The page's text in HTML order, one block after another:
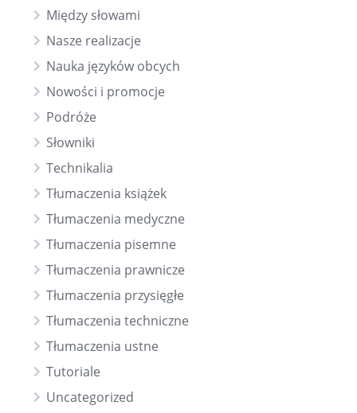
Między słowami
Nasze realizacje
Nauka języków obcych
Nowości i promocje
Podróże
Słowniki
Technikalia
Tłumaczenia książek
Tłumaczenia medyczne
Tłumaczenia pisemne
Tłumaczenia prawnicze
Tłumaczenia przysięgłe
Tłumaczenia techniczne
Tłumaczenia ustne
Tutoriale
Uncategorized